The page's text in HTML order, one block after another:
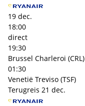
19 dec.
18:00
direct
19:30
Brussel Charleroi (CRL)
01:30
Venetië Treviso (TSF)
Terugreis 21 dec.